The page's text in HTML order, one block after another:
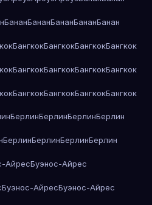
БананБананБананБананБанан
БангкокБангкокБангкокБангкок
БангкокБангкокБангкокБангкок
БангкокБангкокБангкокБангкок
БерлинБерлинБерлинБерлин
БерлинБерлинБерлинБерлин
АйресБуэнос-Айрес
Буэнос-АйресБуэнос-Айрес